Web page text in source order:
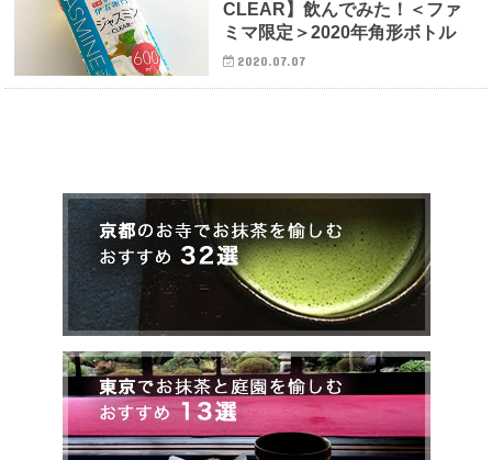
CLEAR】飲んでみた！＜ファ
ミマ限定＞2020年角形ボトル
2020.07.07